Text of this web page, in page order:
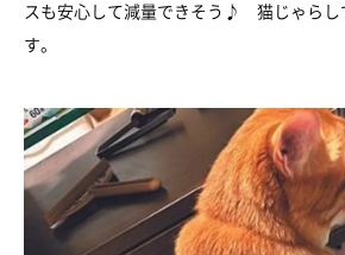
スも安心して減量できそう♪ 猫じゃらし
す。